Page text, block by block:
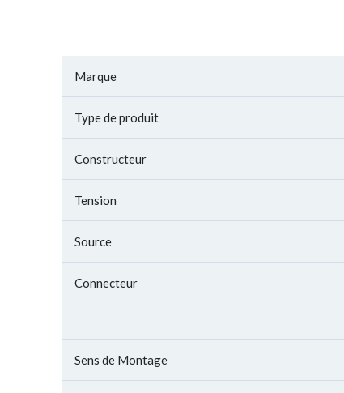
Marque
Type de produit
Constructeur
Tension
Source
Connecteur
Sens de Montage